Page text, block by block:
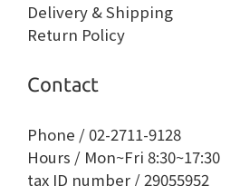
Delivery & Shipping
Return Policy
Contact
Phone / 02-2711-9128
Hours / Mon~Fri 8:30~17:30
tax ID number / 29055952